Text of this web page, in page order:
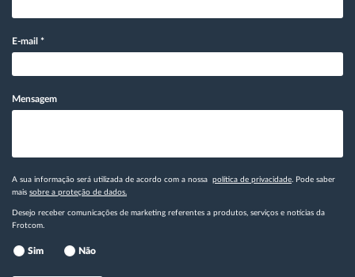
E-mail *
Mensagem
A sua informação será utilizada de acordo com a nossa política de privacidade . Pode saber
mais sobre a proteção de dados.
Desejo receber comunicações de marketing referentes a produtos, serviços e notícias da
Frotcom.
Sim Não